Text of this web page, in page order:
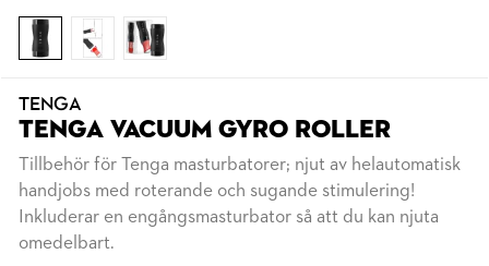
TENGA
TENGA VACUUM GYRO ROLLER
Tillbehör för Tenga masturbatorer; njut av helautomatisk
handjobs med roterande och sugande stimulering!
Inkluderar en engångsmasturbator så att du kan njuta
omedelbart.